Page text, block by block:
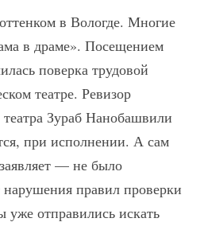
в Вологде. Многие
в драме». Посещением
поверка трудовой
театре. Ревизор
Зураб Нанобашвили
при исполнении. А сам
— не было
нарушения правил проверки
отправились искать